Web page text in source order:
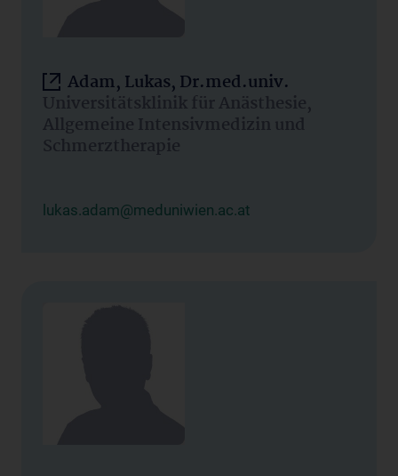
Adam, Lukas, Dr.med.univ.
Universitätsklinik für Anästhesie,
Allgemeine Intensivmedizin und
Schmerztherapie
lukas.adam@meduniwien.ac.at